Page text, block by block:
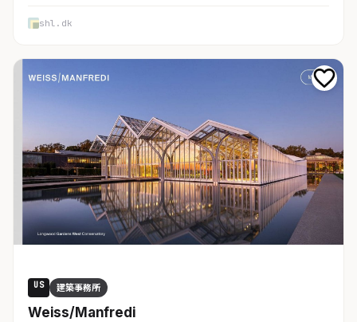
shl.dk
US 建築事務所
Weiss/Manfredi